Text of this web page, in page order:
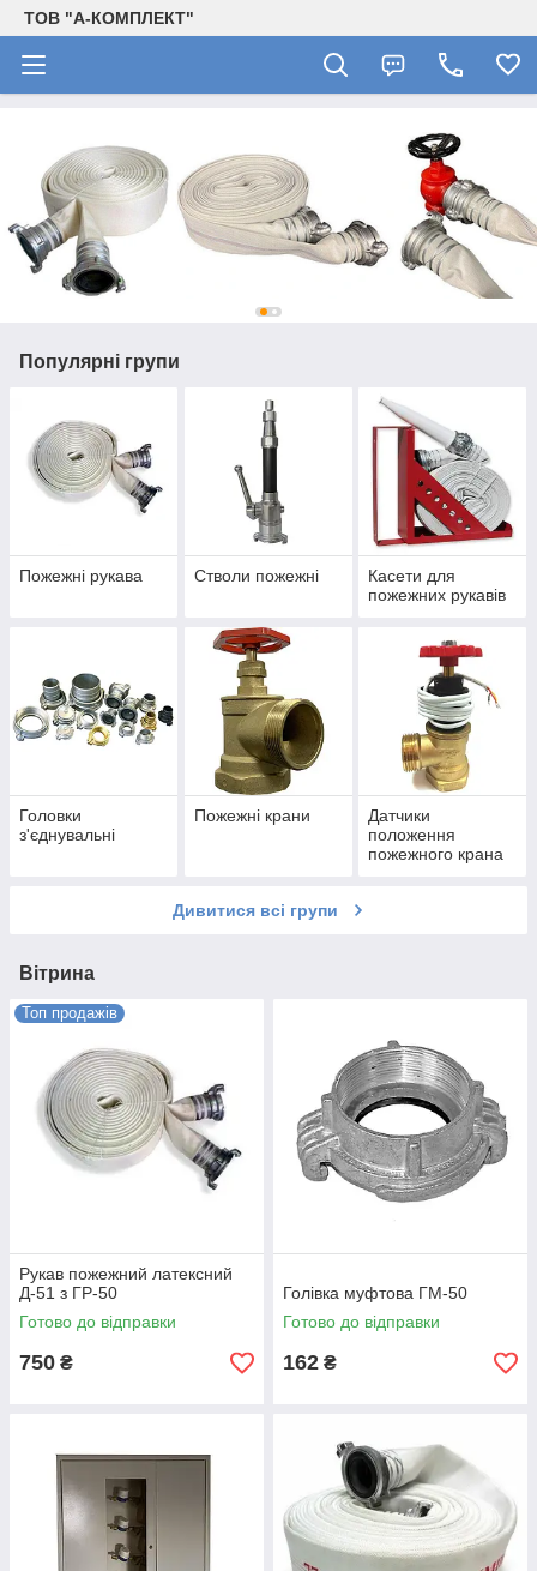
ТОВ "А-КОМПЛЕКТ"
Популярні групи
Пожежні рукава Стволи пожежні
Касети для
пожежних рукавів
Головки
з'єднувальні
Пожежні крани
Датчики
положення
пожежного крана
Дивитися всі групи
Вітрина
Топ продажів
Рукав пожежний латексний
Д-51 з ГР-50
Готово до відправки
750 ₴
Голівка муфтова ГМ-50
Готово до відправки
162 ₴